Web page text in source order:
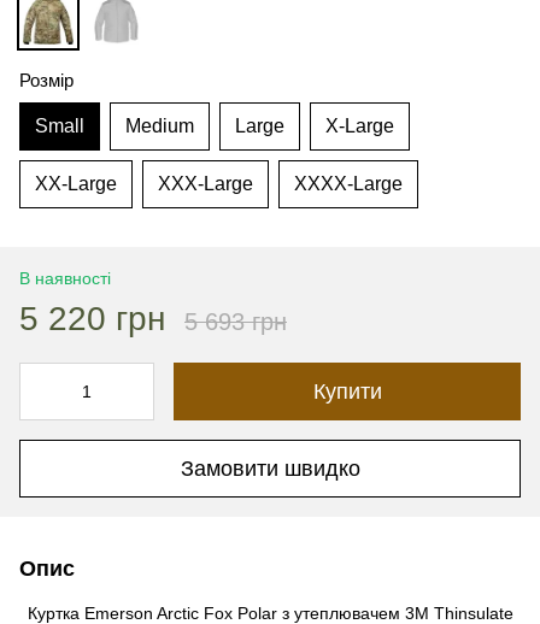
Розмір
Small Medium Large X-Large
XX-Large XXX-Large XXXX-Large
В наявності
5 220 грн 5 693 грн
Купити
Замовити швидко
Опис
Куртка Emerson Arctic Fox Polar з утеплювачем 3M Thinsulate